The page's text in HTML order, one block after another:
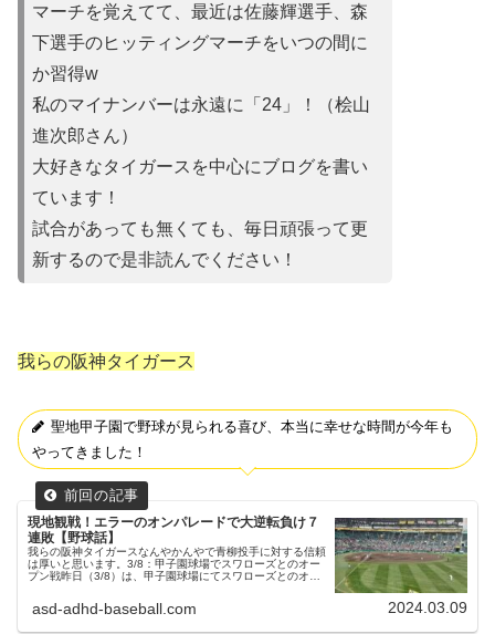
マーチを覚えてて、最近は佐藤輝選手、森
下選手のヒッティングマーチをいつの間に
か習得w
私のマイナンバーは永遠に「24」！（桧山
進次郎さん）
大好きなタイガースを中心にブログを書い
ています！
試合があって も無くても、毎日頑張って更
新するので是非読んでください！
我らの阪神タイガース
聖地甲子園で野球が見られる喜び、本当に幸せな時間が今年も
やってきました！
現地観戦！エラーのオンパレードで大逆転負け７
連敗【野球話】
我らの阪神タイガースなんやかんやで青柳投手に対する信頼
は厚いと思います。3/8：甲子園球場でスワローズとのオー
プン戦昨日（3/8）は、甲子園球場にてスワローズとのオー
以来、約４ヶ月ぶりに...
asd-adhd-baseball.com 2024.03.09